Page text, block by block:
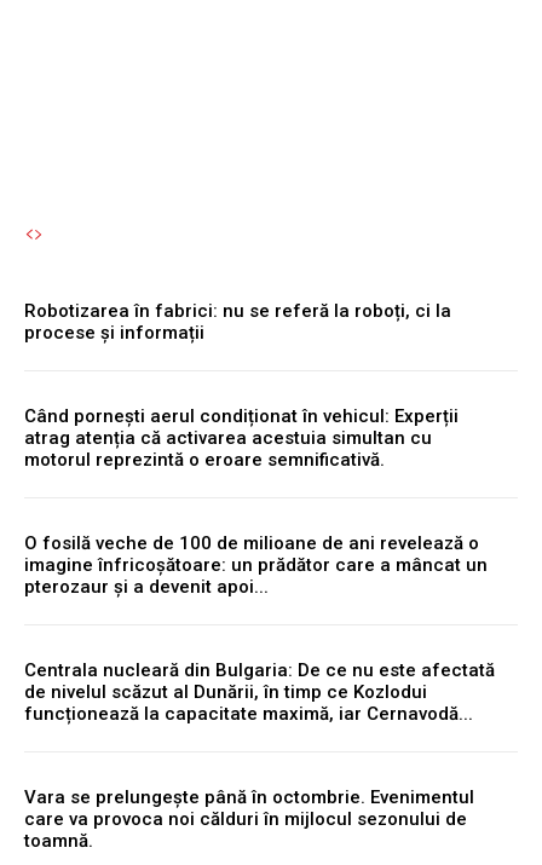
Robotizarea în fabrici: nu se referă la roboți, ci la
procese și informații
Când pornești aerul condiționat în vehicul: Experții
atrag atenția că activarea acestuia simultan cu
motorul reprezintă o eroare semnificativă.
O fosilă veche de 100 de milioane de ani revelează o
imagine înfricoșătoare: un prădător care a mâncat un
pterozaur și a devenit apoi...
Centrala nucleară din Bulgaria: De ce nu este afectată
de nivelul scăzut al Dunării, în timp ce Kozlodui
funcționează la capacitate maximă, iar Cernavodă...
Vara se prelungește până în octombrie. Evenimentul
care va provoca noi călduri în mijlocul sezonului de
toamnă.